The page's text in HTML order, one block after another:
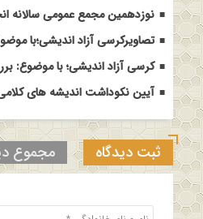
نوزدهمین مجمع عمومی سالانه
تصاویرکرسی آزاد اندیشی؛با
کرسی آزاد اندیشی؛ با موضوع:
آیین نکوداشت اندیشه های
ثبت دیدگاه مجموع